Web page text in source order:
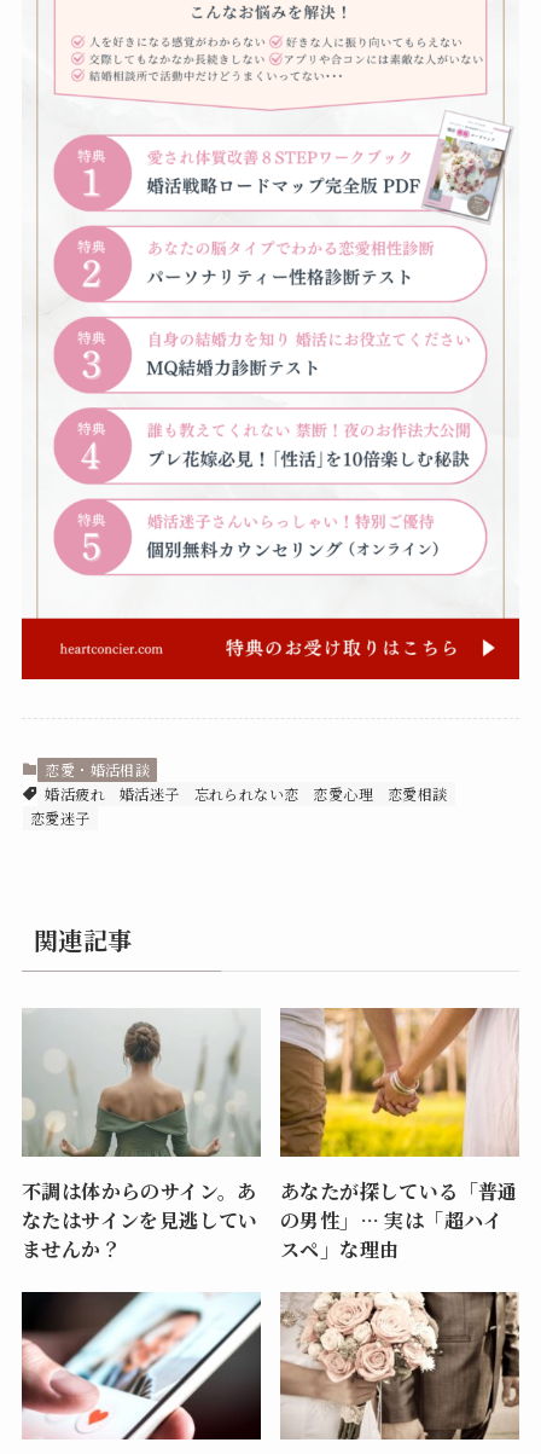
恋愛・婚活相談
婚活疲れ
婚活迷子 忘れられない恋 恋愛心理
恋愛相談
恋愛迷子
関連記事
不調は体からのサイン。あ
なたはサインを見逃してい
ませんか？
あなたが探している「普通
の男性」… 実は「超ハイ
スペ」な理由